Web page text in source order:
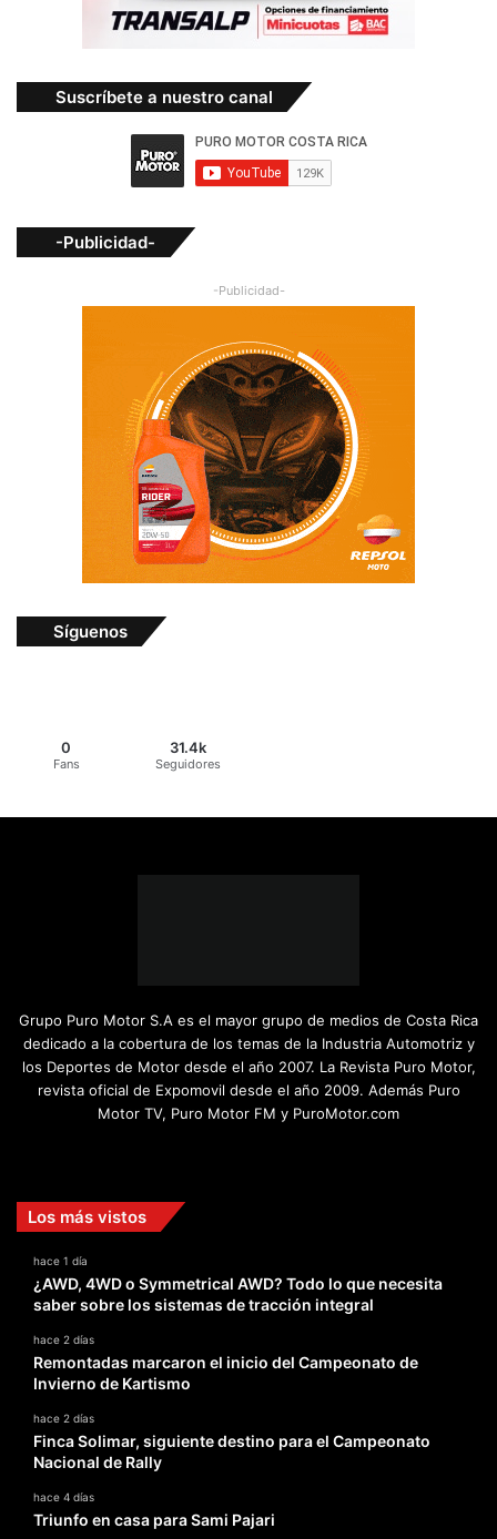
Suscríbete a nuestro canal
-Publicidad-
-Publicidad-
Síguenos
0
Fans
31.4k
Seguidores
Grupo Puro Motor S.A es el mayor grupo de medios de Costa Rica
dedicado a la cobertura de los temas de la Industria Automotriz y
los Deportes de Motor desde el año 2007. La Revista Puro Motor,
revista oficial de Expomovil desde el año 2009. Además Puro
Motor TV, Puro Motor FM y PuroMotor.com
Los más vistos
hace 1 día
¿AWD, 4WD o Symmetrical AWD? Todo lo que necesita
saber sobre los sistemas de tracción integral
hace 2 días
Remontadas marcaron el inicio del Campeonato de
Invierno de Kartismo
hace 2 días
Finca Solimar, siguiente destino para el Campeonato
Nacional de Rally
hace 4 días
Triunfo en casa para Sami Pajari